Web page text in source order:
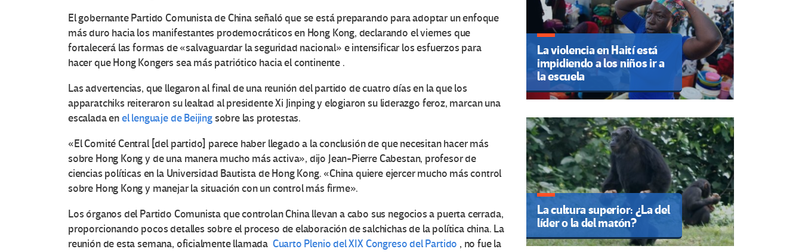
El gobernante Partido Comunista de China señaló que se está preparando para adoptar un enfoque
más duro hacia los manifestantes prodemocráticos en Hong Kong, declarando el viernes que
fortalecerá las formas de «salvaguardar la seguridad nacional» e intensificar los esfuerzos para
hacer que Hong Kongers sea más patriótico hacia el continente .
Las advertencias, que llegaron al final de una reunión del partido de cuatro días en la que los
apparatchiks reiteraron su lealtad al presidente Xi Jinping y elogiaron su liderazgo feroz, marcan una
escalada enel lenguaje de Beijingsobre las protestas.
«El Comité Central [del partido] parece haber llegado a la conclusión de que necesitan hacer más
sobre Hong Kong y de una manera mucho más activa», dijo Jean-Pierre Cabestan, profesor de
ciencias políticas en la Universidad Bautista de Hong Kong. «China quiere ejercer mucho más control
sobre Hong Kong y manejar la situación con un control más firme».
Los órganos del Partido Comunista que controlan China llevan a cabo sus negocios a puerta cerrada,
proporcionando pocos detalles sobre el proceso de elaboración de salchichas de la política china. La
reunión de esta semana, oficialmente llamada Cuarto Plenio del XIX Congreso del Partido , no fue la
La violencia en Haití está
impidiendo a los niños ir a
la escuela
La cultura superior: ¿La del
líder o la del matón?